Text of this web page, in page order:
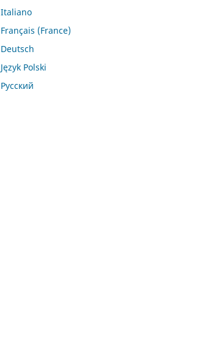
Italiano
Français (France)
Deutsch
Język Polski
Русский